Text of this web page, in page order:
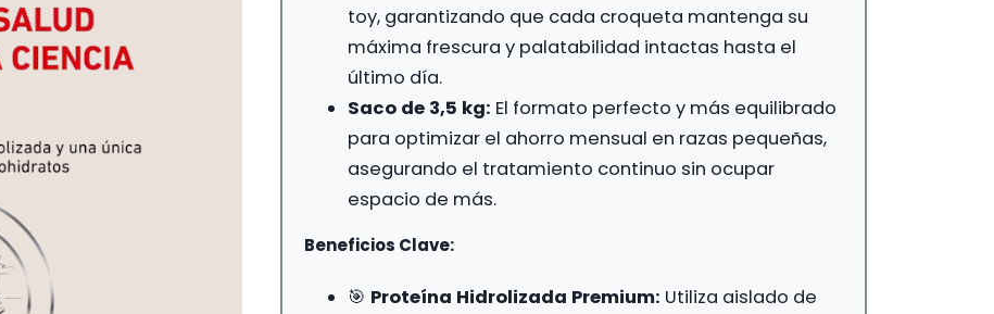
toy, garantizando que cada croqueta mantenga su
máxima frescura y palatabilidad intactas hasta el
último día.
Saco de 3,5 kg: El formato perfecto y más equilibrado
para optimizar el ahorro mensual en razas pequeñas,
asegurando el tratamiento continuo sin ocupar
espacio de más.
Beneficios Clave:
🎯 Proteína Hidrolizada Premium: Utiliza aislado de